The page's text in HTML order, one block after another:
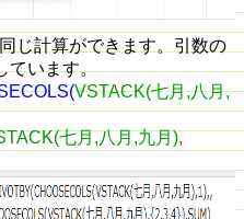
じ計算ができます。引数の
ています。
VSTACK(七月,八月,
七月,八月,九月),